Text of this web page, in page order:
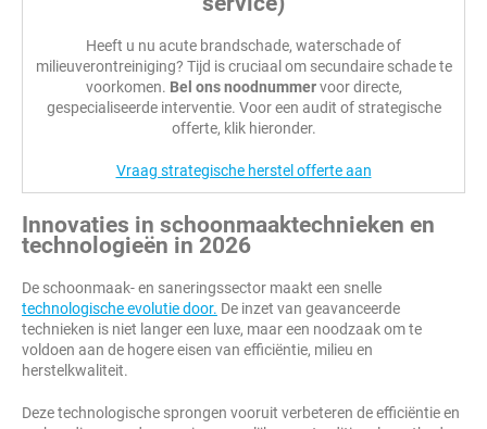
Heeft u nu acute brandschade, waterschade of
milieuverontreiniging? Tijd is cruciaal om secundaire schade te
voorkomen. Bel ons noodnummervoor directe,
gespecialiseerde interventie. Voor een audit of strategische
offerte, klik hieronder.
Vraag strategische herstel offerte aan
Innovaties in schoonmaaktechnieken en
technologieën in 2026
De schoonmaak- en saneringssector maakt een snelle
technologische evolutie door. De inzet van geavanceerde
technieken is niet langer een luxe, maar een noodzaak om te
voldoen aan de hogere eisen van efficiëntie, milieu en
herstelkwaliteit.
Deze technologische sprongen vooruit verbeteren de efficiëntie en